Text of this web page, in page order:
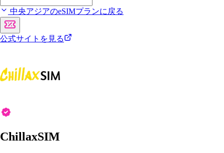
中央アジアのeSIMプランに戻る
公式サイトを見る
ChillaxSIM